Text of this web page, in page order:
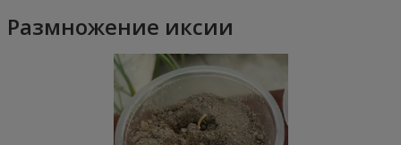
Размножение иксии